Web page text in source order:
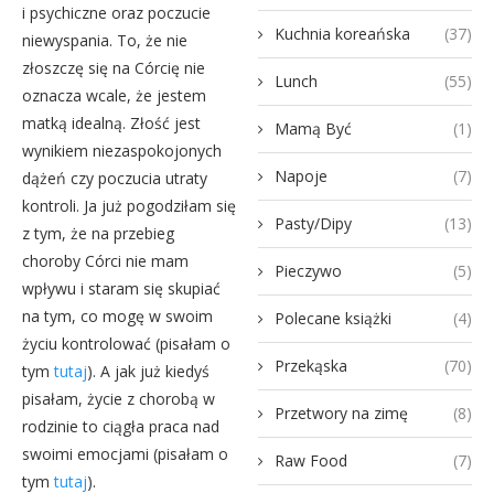
i psychiczne oraz poczucie
niewyspania. To, że nie
złoszczę się na Córcię nie
oznacza wcale, że jestem
matką idealną. Złość jest
wynikiem niezaspokojonych
dążeń czy poczucia utraty
kontroli. Ja już pogodziłam się
z tym, że na przebieg
choroby Córci nie mam
wpływu i staram się skupiać
na tym, co mogę w swoim
życiu kontrolować (pisałam o
tymtutaj). A jak już kiedyś
pisałam, życie z chorobą w
rodzinie to ciągła praca nad
swoimi emocjami (pisałam o
tymtutaj).
Kuchnia koreańska (37)
Lunch (55)
Mamą Być (1)
Napoje (7)
Pasty/Dipy (13)
Pieczywo (5)
Polecane książki (4)
Przekąska (70)
Przetwory na zimę (8)
Raw Food (7)